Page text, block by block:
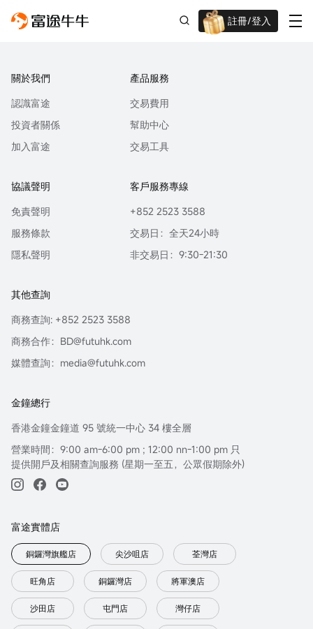
註冊/登入
迎新驚喜賞 股票/BTC等任你揀!
關於我們
認識富途
投資者關係
加入富途
產品服務
交易費用
幫助中心
交易工具
協議聲明
免責聲明
服務條款
隱私聲明
客戶服務專線
+852 2523 3588
交易日：全天24小時
非交易日：9:30-21:30
其他查詢
商務查詢: +852 2523 3588
商務合作：BD@futuhk.com
媒體查詢：media@futuhk.com
金鐘總行
香港金鐘金鐘道 95 號統一中心 34 樓全層
營業時間：9:00 am-6:00 pm ; 12:00 nn-1:00 pm 只
提供開戶及相關查詢服務 (星期一至五，公眾假期除外)
富途實體店
銅鑼灣旗艦店 尖沙咀店 荃灣店
旺角店 銅鑼灣店 將軍澳店
沙田店 屯門店 灣仔店